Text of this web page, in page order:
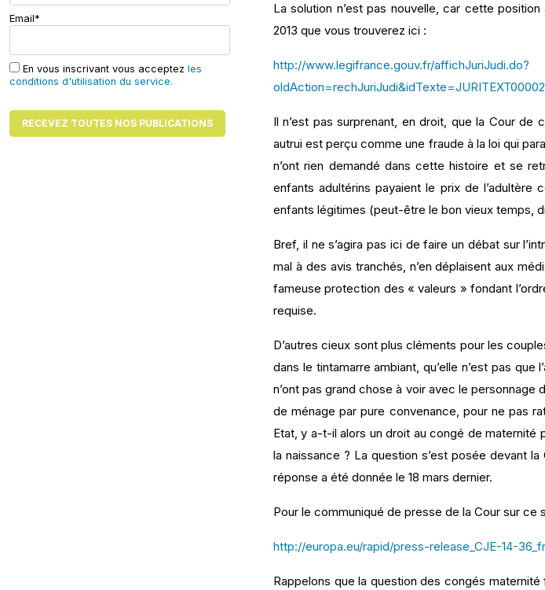
Email*
En vous inscrivant vous acceptez les
conditions d'utilisation du service.
La solution n’est pas nouvelle, car cette
2013 que vous trouverez ici :
http://www.legifrance.gouv.fr/affichJuriJudi.do?
Il n’est pas surprenant, en droit, que la Cour
autrui est perçu comme une fraude à la loi qui
n’ont rien demandé dans cette histoire et se
enfants adultérins payaient le prix de
enfants légitimes (peut-être le bon vieux temps,
Bref, il ne s’agira pas ici de faire un débat sur
mal à des avis tranchés, n’en déplaisent aux
fameuse protection des « valeurs » fondant
requise.
D’autres cieux sont plus cléments pour les
dans le tintamarre ambiant, qu’elle n’est pas
n’ont pas grand chose à voir avec le
de ménage par pure convenance, pour ne pas
Etat, y a-t-il alors un droit au congé de maternité
la naissance ? La question s’est posée devant
réponse a été donnée le 18 mars dernier.
Pour le communiqué de presse de la Cour sur ce
http://europa.eu/rapid/press-release_CJE-14-
Rappelons que la question des congés